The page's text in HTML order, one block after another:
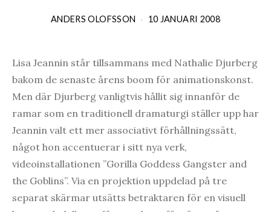
ANDERS OLOFSSON 10 JANUARI 2008
Lisa Jeannin står tillsammans med Nathalie Djurberg
bakom de senaste årens boom för animationskonst.
Men där Djurberg vanligtvis hållit sig innanför de
ramar som en traditionell dramaturgi ställer upp har
Jeannin valt ett mer associativt förhållningssätt,
något hon accentuerar i sitt nya verk,
videoinstallationen ”Gorilla Goddess Gangster and
the Goblins”. Via en projektion uppdelad på tre
separat skärmar utsätts betraktaren för en visuell